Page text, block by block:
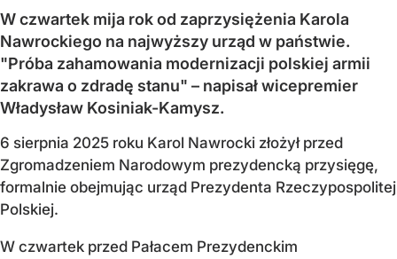
W czwartek mija rok od zaprzysiężenia Karola
Nawrockiego na najwyższy urząd w państwie.
"Próba zahamowania modernizacji polskiej armii
zakrawa o zdradę stanu" – napisał wicepremier
Władysław Kosiniak-Kamysz.
6 sierpnia 2025 roku Karol Nawrocki złożył przed
Zgromadzeniem Narodowym prezydencką przysięgę,
formalnie obejmując urząd Prezydenta Rzeczypospolitej
Polskiej.
W czwartek przed Pałacem Prezydenckim